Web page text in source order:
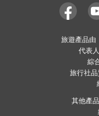
旅遊產品由
代表
綜
旅行社
其他產